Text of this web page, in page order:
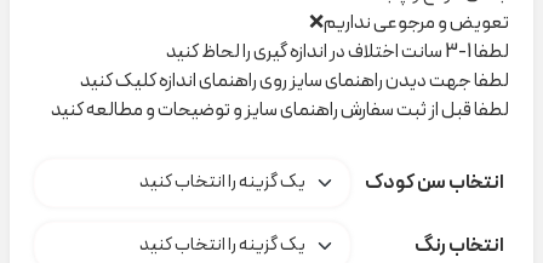
تعویض و مرجوعی نداریم❌
لطفا 1-3 سانت اختلاف در اندازه گیری را لحاظ کنید
لطفا جهت دیدن راهنمای سایز روی راهنمای اندازه کلیک کنید
لطفا قبل از ثبت سفارش راهنمای سایز و توضیحات و مطالعه کنید
انتخاب سن کودک
انتخاب رنگ